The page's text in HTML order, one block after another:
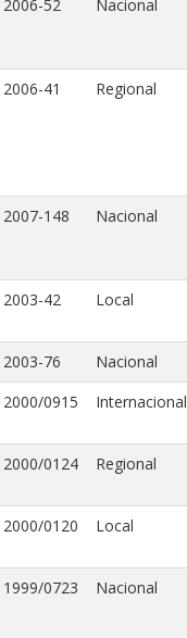
2006-52 Nacional
2006-41 Regional
2007-148 Nacional
2003-42 Local
2003-76 Nacional
2000/0915 Internacional
2000/0124 Regional
2000/0120 Local
1999/0723 Nacional